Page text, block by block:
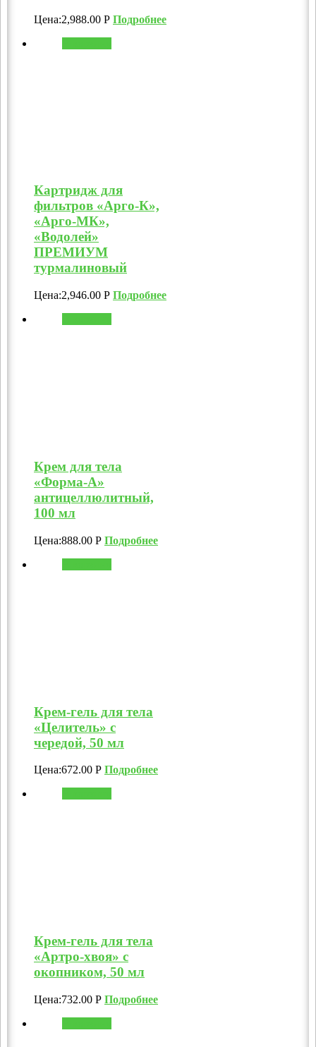
Цена:2,988.00 Р Подробнее
Картридж для
фильтров «Арго-К»,
«Арго-МК»,
«Водолей»
ПРЕМИУМ
турмалиновый
Цена:2,946.00 Р Подробнее
Крем для тела
«Форма-А»
антицеллюлитный,
100 мл
Цена:888.00 Р Подробнее
Крем-гель для тела
«Целитель» с
чередой, 50 мл
Цена:672.00 Р Подробнее
Крем-гель для тела
«Артро-хвоя» с
окопником, 50 мл
Цена:732.00 Р Подробнее